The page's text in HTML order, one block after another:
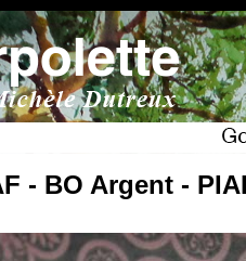
- BO Argent -